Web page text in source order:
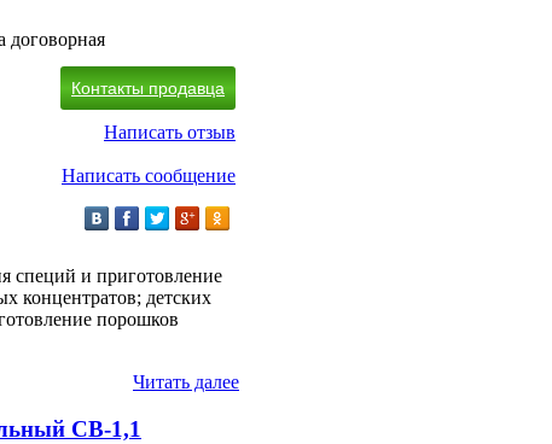
договорная
Контакты продавца
Написать отзыв
Написать сообщение
специй и приготовление
концентратов; детских
порошков
Читать далее
СВ-1,1